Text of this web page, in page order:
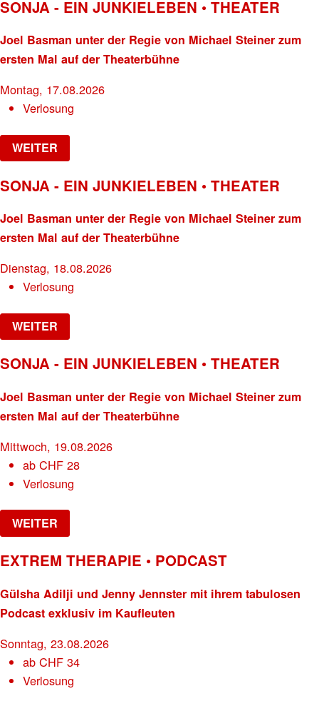
SONJA - EIN JUNKIELEBEN • THEATER
Joel Basman unter der Regie von Michael Steiner zum
ersten Mal auf der Theaterbühne
Montag, 17.08.2026
Verlosung
WEITER
SONJA - EIN JUNKIELEBEN • THEATER
Joel Basman unter der Regie von Michael Steiner zum
ersten Mal auf der Theaterbühne
Dienstag, 18.08.2026
Verlosung
WEITER
SONJA - EIN JUNKIELEBEN • THEATER
Joel Basman unter der Regie von Michael Steiner zum
ersten Mal auf der Theaterbühne
Mittwoch, 19.08.2026
abCHF 28
Verlosung
WEITER
EXTREM THERAPIE • PODCAST
Gülsha Adilji und Jenny Jennster mit ihrem tabulosen
Podcast exklusiv im Kaufleuten
Sonntag, 23.08.2026
abCHF 34
Verlosung